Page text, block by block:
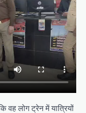
वह लोग ट्रेन में यात्रियों